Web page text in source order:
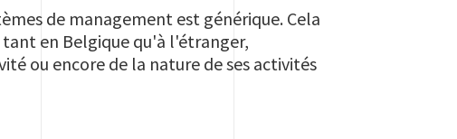
de management est générique. Cela
en Belgique qu'à l'étranger,
ou encore de la nature de ses activités